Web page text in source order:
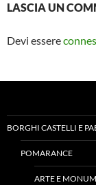
LASCIA UN
Devi essere
BORGHI CASTELLI E
POMARANCE
ARTE E